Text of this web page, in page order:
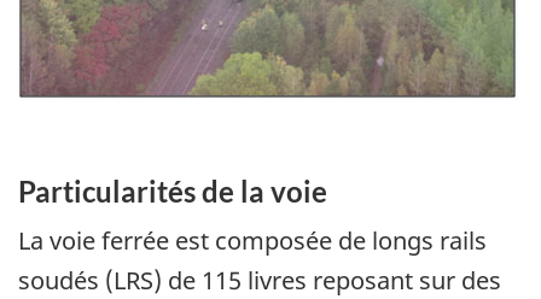
Particularités de la voie
La voie ferrée est composée de longs rails
soudés (LRS) de 115 livres reposant sur des